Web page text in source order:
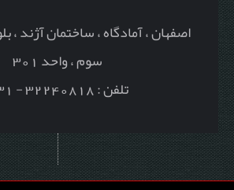
سوم ، واحد 301
تلفن : 32240818 - 031